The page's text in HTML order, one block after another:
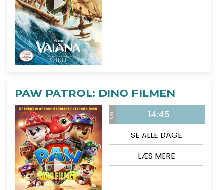
PAW PATROL: DINO FILMEN
Sal 1 14:45
SE ALLE DAGE
LÆS MERE